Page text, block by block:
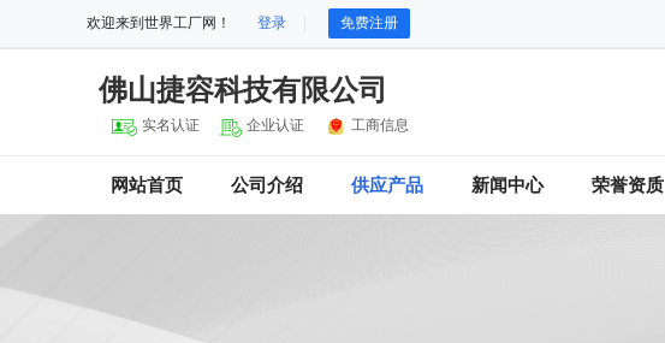
欢迎来到世界工厂网！ 登录 免费注册
佛山捷容科技有限公司
实名认证 企业认证 工商信息
网站首页 公司介绍 供应产品 新闻中心 荣誉资质